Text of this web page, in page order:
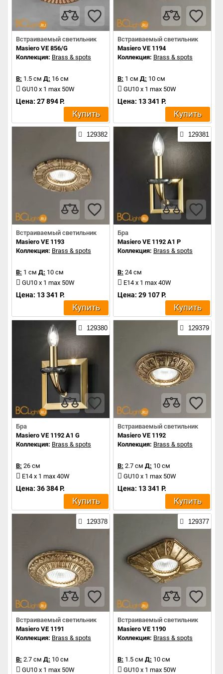
Встраиваемый светильник
Masiero VE 856/G
Коллекция: Brass & spots
В: 1.5 см Д: 16 см
GU10 x 1 max 50W
Цена: 27 894 Р.
Купить
Встраиваемый светильник
Masiero VE 1194
Коллекция: Brass & spots
В: 1 см Д: 10 см
GU10 x 1 max 50W
Цена: 13 341 Р.
Купить
129382
Встраиваемый светильник
Masiero VE 1193
Коллекция: Brass & spots
В: 1 см Д: 10 см
GU10 x 1 max 50W
Цена: 13 341 Р.
Купить
129381
Бра
Masiero VE 1192 A1 P
Коллекция: Brass & spots
В: 24 см
E14 x 1 max 40W
Цена: 29 107 Р.
Купить
129380
Бра
Masiero VE 1192 A1 G
Коллекция: Brass & spots
В: 26 см
E14 x 1 max 40W
Цена: 36 384 Р.
Купить
129379
Встраиваемый светильник
Masiero VE 1192
Коллекция: Brass & spots
В: 2.7 см Д: 10 см
GU10 x 1 max 50W
Цена: 13 341 Р.
Купить
129378
Встраиваемый светильник
Masiero VE 1191
Коллекция: Brass & spots
В: 2.7 см Д: 10 см
GU10 x 1 max 50W
129377
Встраиваемый светильник
Masiero VE 1190
Коллекция: Brass & spots
В: 1.5 см Д: 10 см
GU10 x 1 max 50W